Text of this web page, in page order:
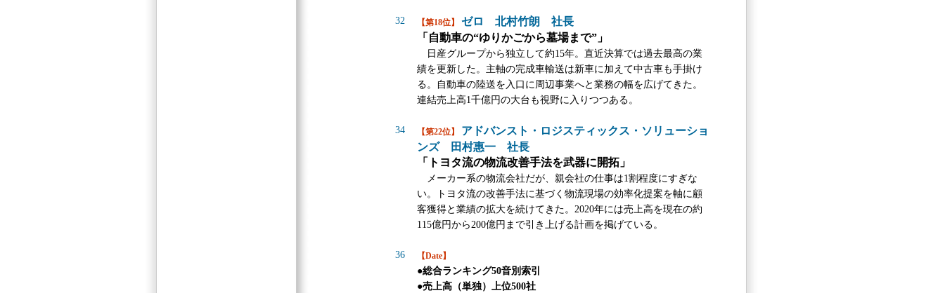
32 【第18位】 ゼロ 北村竹朗 社長
「自動車の“ゆりかごから墓場まで”」
日産グループから独立して約15年。直近決算では過去最高の業
績を更新した。主軸の完成車輸送は新車に加えて中古車も手掛け
る。自動車の陸送を入口に周辺事業へと業務の幅を広げてきた。
連結売上高1千億円の大台も視野に入りつつある。
34 【第22位】 アドバンスト・ロジスティックス・ソリューショ
ンズ 田村惠一 社長
「トヨタ流の物流改善手法を武器に開拓」
メーカー系の物流会社だが、親会社の仕事は1割程度にすぎな
い。トヨタ流の改善手法に基づく物流現場の効率化提案を軸に顧
客獲得と業績の拡大を続けてきた。2020年には売上高を現在の約
115億円から200億円まで引き上げる計画を掲げている。
36 【Date】
●総合ランキング50音別索引
●売上高（単独）上位500社